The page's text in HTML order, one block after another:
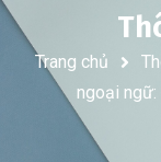
Trang chủ
ngoại